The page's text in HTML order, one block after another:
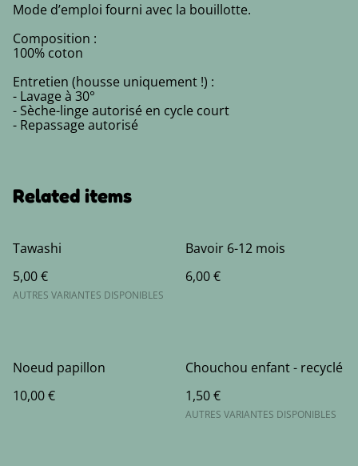
Mode d’emploi fourni avec la bouillotte.
Composition :
100% coton
Entretien (housse uniquement !) :
- Lavage à 30°
- Sèche-linge autorisé en cycle court
- Repassage autorisé
Related items
Tawashi
5,00 €
AUTRES VARIANTES DISPONIBLES
Bavoir 6-12 mois
6,00 €
Noeud papillon
10,00 €
Chouchou enfant - recyclé
1,50 €
AUTRES VARIANTES DISPONIBLES